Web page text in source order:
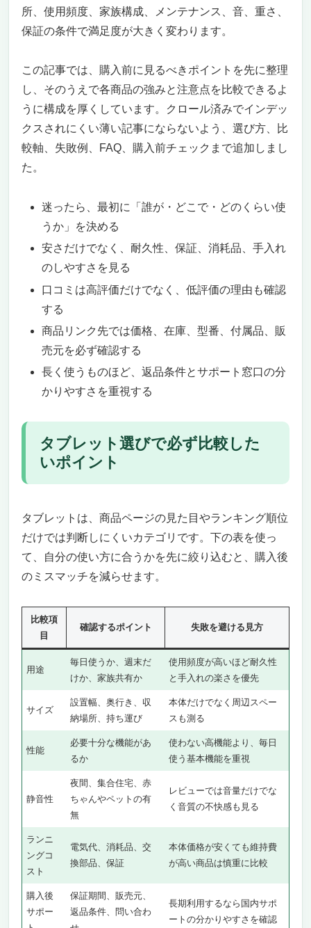
6. バッテリー駆動時間（10時間以上が安
心）
【2026年最新】オンライン会議用タブレットおす
すめ9選ランキング
【1位】Apple iPad（無印 第10世代／第11世
代）｜オンライン会議の決定版・迷ったらコレ
10.9インチLiquid Retina＋12MP横向きイン
「会議＋議事録」を1台完結
こんな方に最適
【2位】Android 高コスパタブレット（10イン
チクラス）｜2万円台で買える会議入門の最強
コスパ
サブ機・家族共用・子どものオンライン授業
にも◎
【3位】Apple iPad Pro / iPad Air（M2/M3チッ
プ搭載）｜会議＋クリエイティブ作業も1台で
MacBook並みのM2/M3チップで会議も4K動
画編集もハイエンド体験
Magic Keyboard＋Apple Pencil Pro対応で
Windows派・Office派の会議用タブレット
PowerPointがフル機能で動く
会社支給PCと同じWindows環境で運用でき
る安心感
日本語マニュアル＋国内サポートで初めてで
も安心
シニア・初心者・親へのプレゼントにも◎
【6位】Lenovo Tab P11 / Tab M10｜Androidタ
ブレットの定番ロングセラー
11インチ大画面＋クアッドスピーカーで臨場
感ある会議体験
マルチユーザー対応で家族共用にも便利
【7位】Xiaomi Pad / OPPO Pad｜中華系ハイ
コスパタブレットの新定番
フラッグシップ級スペックを半額で手に入る
専用キーボード＋スタイラスペンも充実
【8位】Amazon Fire HD 10 / Fire Max 11｜1
1万円台前半でZoomも使える割り切りエント
リーモデル
所、使用頻度、家族構成、メンテナンス、音、重さ、
保証の条件で満足度が大きく変わります。
この記事では、購入前に見るべきポイントを先に整理
し、そのうえで各商品の強みと注意点を比較できるよ
うに構成を厚くしています。クロール済みでインデッ
クスされにくい薄い記事にならないよう、選び方、比
較軸、失敗例、FAQ、購入前チェックまで追加しまし
た。
迷ったら、最初に「誰が・どこで・どのくらい使
うか」を決める
安さだけでなく、耐久性、保証、消耗品、手入れ
のしやすさを見る
口コミは高評価だけでなく、低評価の理由も確認
する
商品リンク先では価格、在庫、型番、付属品、販
売元を必ず確認する
長く使うものほど、返品条件とサポート窓口の分
かりやすさを重視する
タブレット選びで必ず比較した
いポイント
タブレットは、商品ページの見た目やランキング順位
だけでは判断しにくいカテゴリです。下の表を使っ
て、自分の使い方に合うかを先に絞り込むと、購入後
のミスマッチを減らせます。
比較項
目
確認するポイント 失敗を避ける見方
用途
毎日使うか、週末だ
けか、家族共有か
使用頻度が高いほど耐久性
と手入れの楽さを優先
サイズ
設置幅、奥行き、収
納場所、持ち運び
本体だけでなく周辺スペー
スも測る
性能
必要十分な機能があ
るか
使わない高機能より、毎日
使う基本機能を重視
静音性
夜間、集合住宅、赤
ちゃんやペットの有
無
レビューでは音量だけでな
く音質の不快感も見る
ランニ
ングコ
スト
電気代、消耗品、交
換部品、保証
本体価格が安くても維持費
が高い商品は慎重に比較
購入後
サポー
保証期間、販売元、
返品条件、問い合わ
長期利用するなら国内サポ
ートの分かりやすさを確認